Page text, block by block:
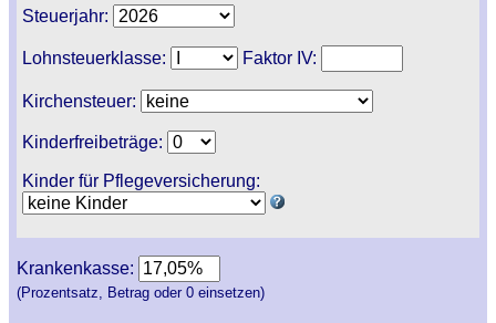
Steuerjahr:
Lohnsteuerklasse: Faktor IV:
Kirchensteuer:
Kinderfreibeträge:
Kinder für Pflegeversicherung:
Krankenkasse:
(Prozentsatz, Betrag oder 0 einsetzen)